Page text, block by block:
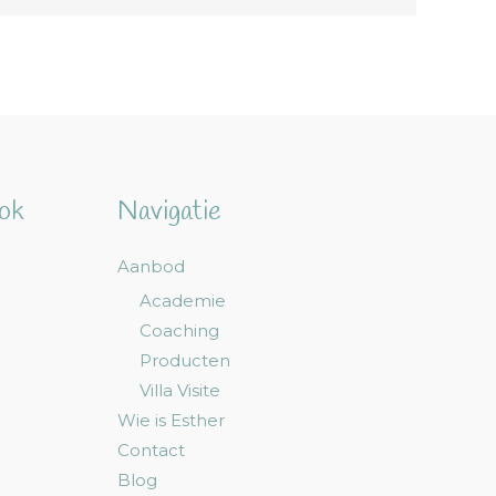
Navigatie
Aanbod
Academie
Coaching
Producten
Villa Visite
Wie is Esther
Contact
Blog